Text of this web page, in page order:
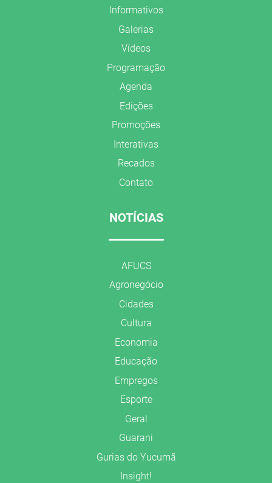
Informativos
Galerias
Vídeos
Programação
Agenda
Edições
Promoções
Interativas
Recados
Contato
NOTÍCIAS
AFUCS
Agronegócio
Cidades
Cultura
Economia
Educação
Empregos
Esporte
Geral
Guarani
Gurias do Yucumã
Insight!